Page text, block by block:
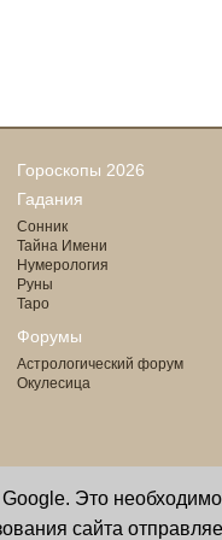
Это
сайта
Гороскопы 2026
Гадания
Сонник
Тайна Имени
Нумерология
Руны
Таро
Форумы
Астрологический форум
Окулесица
И. Звягина
Ю. Данилов